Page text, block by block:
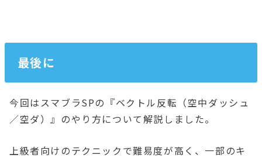
最後に
今回はスマブラSPの『ベクトル反転（空中ダッシュ
／空ダ）』のやり方について解説しました。
上級者向けのテクニックで難易度が高く、一部のキ